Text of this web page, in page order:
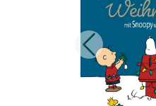
Zurück